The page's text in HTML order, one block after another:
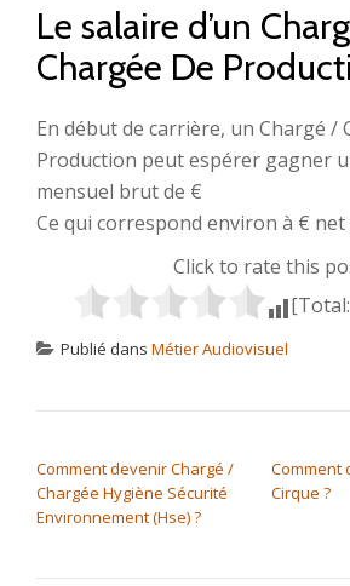
Le salaire d’un
Chargée De
En début de carrière, un Chargé /
Production peut espérer gagner
mensuel brut de €
Ce qui correspond environ à € net
Click to rate this
[Total:
Publié dans Métier Audiovisuel
Comment devenir Chargé /
Chargée Hygiène Sécurité
Environnement (Hse) ?
Comment
Cirque ?